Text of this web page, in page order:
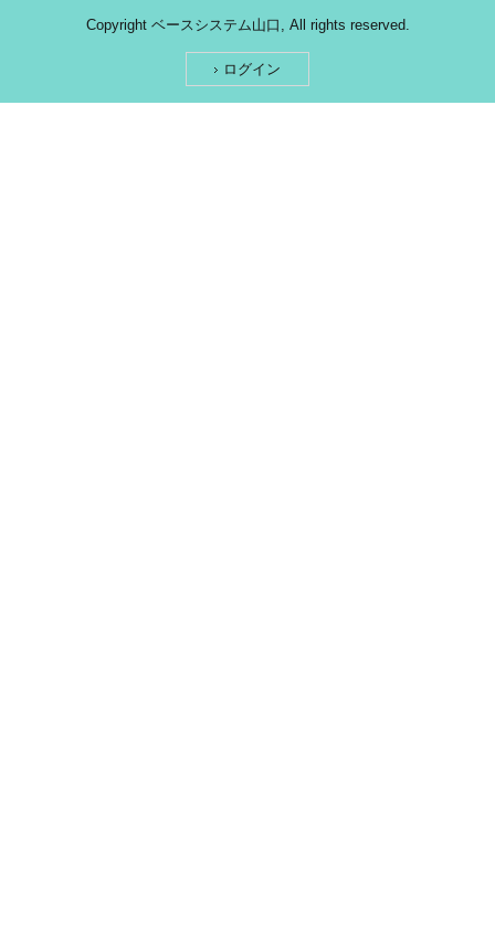
Copyright ベースシステム山口, All rights reserved.
ログイン